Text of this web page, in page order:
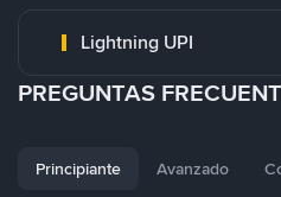
Lightning UPI
PREGUNTAS
Principiante Avanzado